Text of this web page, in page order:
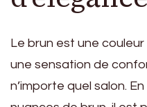
Le brun est une
une sensation de
n’importe quel salon.